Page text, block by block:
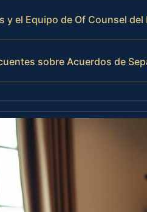
y el Equipo de Of Counsel del
sobre Acuerdos de